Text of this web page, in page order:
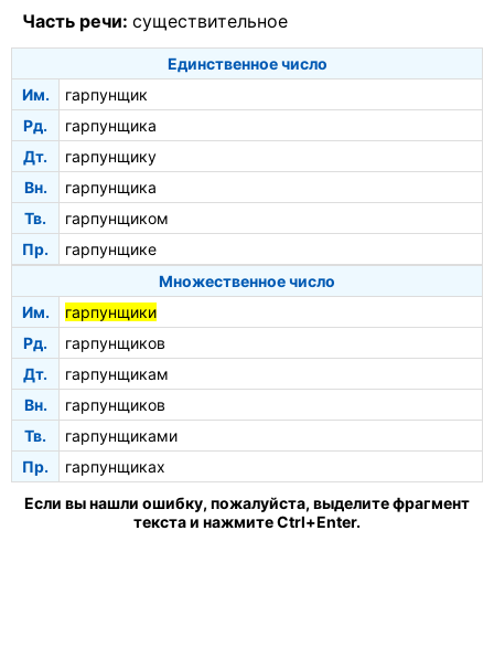
Часть речи: существительное
Единственное число
Им.
гарпунщик
Рд.
гарпунщика
Дт.
гарпунщику
Вн.
гарпунщика
Тв.
гарпунщиком
Пр.
гарпунщике
Множественное число
Им.
гарпунщики
Рд.
гарпунщиков
Дт.
гарпунщикам
Вн.
гарпунщиков
Тв.
гарпунщиками
Пр.
гарпунщиках
Если вы нашли ошибку, пожалуйста, выделите фрагмент
текста и нажмите Ctrl+Enter.